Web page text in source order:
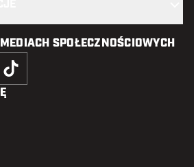
SPOŁECZNOŚCIOWYCH